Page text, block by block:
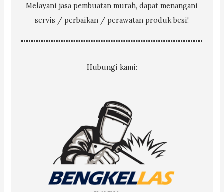
Melayani jasa pembuatan murah, dapat menangani
servis / perbaikan / perawatan produk besi!
Hubungi kami: